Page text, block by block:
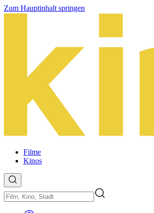
Zum Hauptinhalt springen
Filme
Kinos